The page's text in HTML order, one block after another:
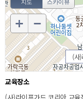
지도 스카이뷰
(사
교육장소